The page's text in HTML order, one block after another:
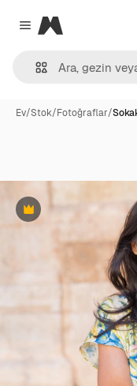
Close menu
Magnific
Ev/Stok/Fotoğraflar/
Premium